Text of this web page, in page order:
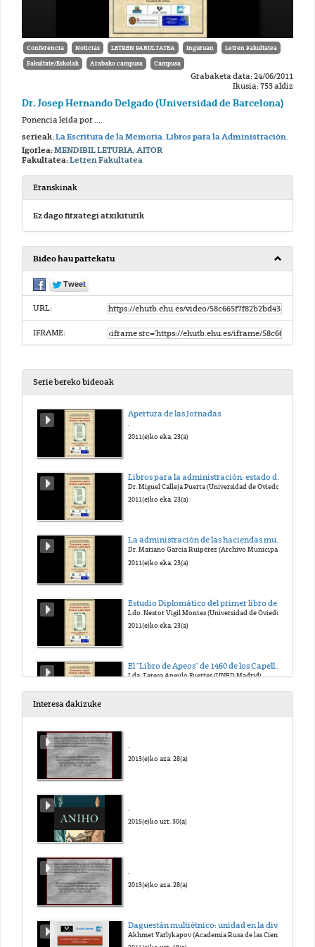
Conferencia Noticias LETREN FAKULTATEA Inguruan Letren Fakultatea
Fakultate/Eskolak Arabako campusa Campusa
Grabaketa data: 24/06/2011
Ikusia: 753 aldiz
Dr. Josep Hernando Delgado (Universidad de Barcelona)
Ponencia leida por ....
serieak:La Escritura de la Memoria. Libros para la Administración.
Igorlea:MENDIBIL LETURIA, AITOR
Fakultatea:Letren Fakultatea
Eranskinak
Ez dago fitxategi atxikiturik
Bideo hau partekatu
URL:
IFRAME:
Serie bereko bideoak
Apertura de las Jornadas
.
2011(e)ko eka. 23(a)
Dr. Miguel Calleja Puerta (Universidad de Oviedo)
2011(e)ko eka. 23(a)
La administración de las haciendas municipales en la Corona de Castilla en el Antiguo Régimen. Estudio archivístico en sus libros registro
Dr. Mariano García Ruipérez (Archivo Municipal de Toledo)
2011(e)ko eka. 23(a)
Ldo. Nestor Vigil Montes (Universidad de Oviedo)
2011(e)ko eka. 23(a)
El "Libro de Apeos" de 1460 de los Capellanes del Número de la Catedral de Burgos.
Lda. Teresa Angulo Fuertes (UNED,Madrid)
Dr. José Ángel Lema Pueyo y Dr. José Antonio Munita Loinaz (UPV/EHU)
2011(e)ko eka. 23(a)
Interesa dakizuke
.
2013(e)ko aza. 28(a)
2015(e)ko urr. 30(a)
.
2013(e)ko aza. 28(a)
Daguestán multiétnico: unidad en la diversidad (Español)
Akhmet Yarlykapov (Academia Rusa de las Ciencias)